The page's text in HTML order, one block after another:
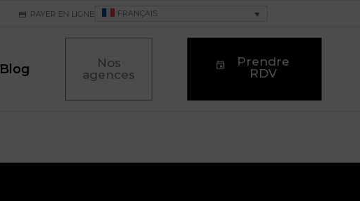
PAYER EN LIGNE FRANÇAIS
Blog
Nos
agences
Prendre
RDV